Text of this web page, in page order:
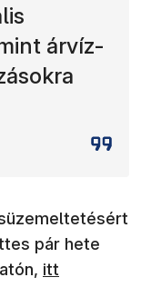
árvíz-
pár hete
itt